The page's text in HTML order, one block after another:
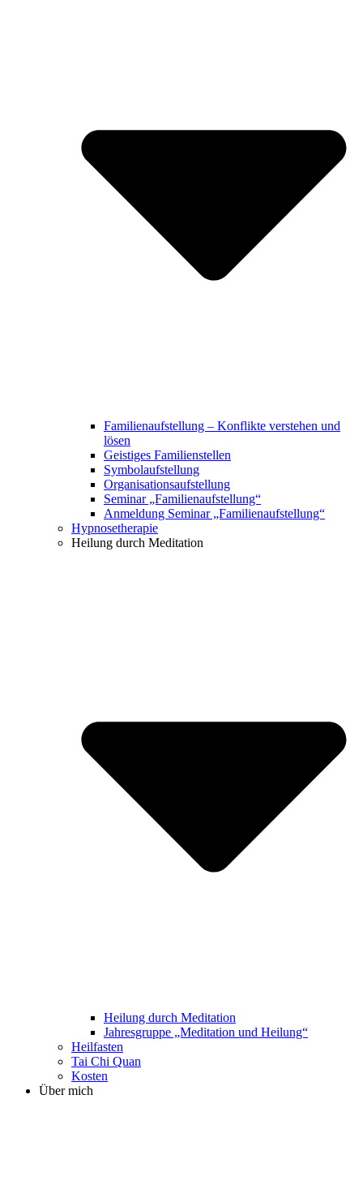
Familienaufstellung – Konflikte verstehen und
lösen
Geistiges Familienstellen
Symbolaufstellung
Organisationsaufstellung
Seminar „Familienaufstellung“
Anmeldung Seminar „Familienaufstellung“
Hypnosetherapie
Heilung durch Meditation
Heilung durch Meditation
Jahresgruppe „Meditation und Heilung“
Heilfasten
Tai Chi Quan
Kosten
Über mich